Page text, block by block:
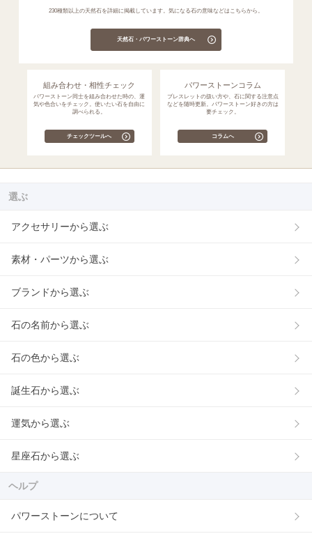
230種類以上の天然石を詳細に掲載しています。気になる石の意味などはこちらから。
天然石・パワーストーン辞典へ
組み合わせ・相性チェック
パワーストーン同士を組み合わせた時の、運
気や色合いをチェック。使いたい石を自由に
調べられる。
チェックツールへ
パワーストーンコラム
ブレスレットの扱い方や、石に関する注意点
などを随時更新。パワーストーン好きの方は
要チェック。
コラムへ
選ぶ
アクセサリーから選ぶ
素材・パーツから選ぶ
ブランドから選ぶ
石の名前から選ぶ
石の色から選ぶ
誕生石から選ぶ
運気から選ぶ
星座石から選ぶ
ヘルプ
パワーストーンについて